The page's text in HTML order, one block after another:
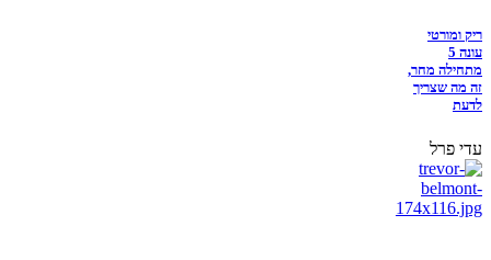
ריק ומורטי
עונה 5
מתחילה מחר,
זה מה שצריך
לדעת
עדי פרל